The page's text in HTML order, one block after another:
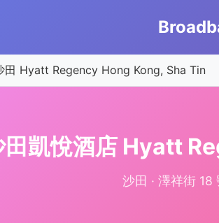
田 Hyatt Regency Hong Kong, Sha Tin
田凱悅酒店 Hyatt
沙田 · 澤祥街 18